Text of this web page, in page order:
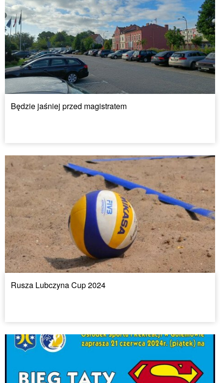
Będzie jaśniej przed magistratem
Rusza Lubczyna Cup 2024